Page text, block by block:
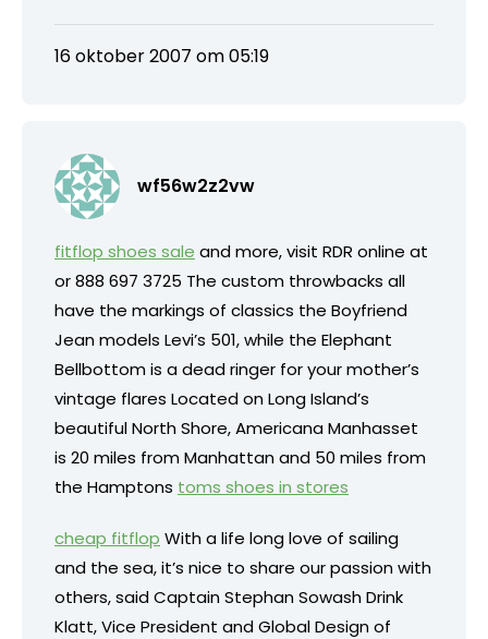
16 oktober 2007 om 05:19
wf56w2z2vw
fitflop shoes sale and more, visit RDR online at
or 888 697 3725 The custom throwbacks all
have the markings of classics the Boyfriend
Jean models Levi’s 501, while the Elephant
Bellbottom is a dead ringer for your mother’s
vintage flares Located on Long Island’s
beautiful North Shore, Americana Manhasset
is 20 miles from Manhattan and 50 miles from
the Hamptons toms shoes in stores
cheap fitflop With a life long love of sailing
and the sea, it’s nice to share our passion with
others, said Captain Stephan Sowash Drink
Klatt, Vice President and Global Design of